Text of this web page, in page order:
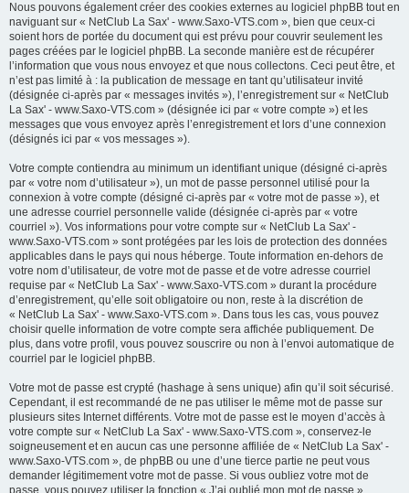
Nous pouvons également créer des cookies externes au logiciel phpBB tout en
naviguant sur « NetClub La Sax' - www.Saxo-VTS.com », bien que ceux-ci
soient hors de portée du document qui est prévu pour couvrir seulement les
pages créées par le logiciel phpBB. La seconde manière est de récupérer
l’information que vous nous envoyez et que nous collectons. Ceci peut être, et
n’est pas limité à : la publication de message en tant qu’utilisateur invité
(désignée ci-après par « messages invités »), l’enregistrement sur « NetClub
La Sax' - www.Saxo-VTS.com » (désignée ici par « votre compte ») et les
messages que vous envoyez après l’enregistrement et lors d’une connexion
(désignés ici par « vos messages »).
Votre compte contiendra au minimum un identifiant unique (désigné ci-après
par « votre nom d’utilisateur »), un mot de passe personnel utilisé pour la
connexion à votre compte (désigné ci-après par « votre mot de passe »), et
une adresse courriel personnelle valide (désignée ci-après par « votre
courriel »). Vos informations pour votre compte sur « NetClub La Sax' -
www.Saxo-VTS.com » sont protégées par les lois de protection des données
applicables dans le pays qui nous héberge. Toute information en-dehors de
votre nom d’utilisateur, de votre mot de passe et de votre adresse courriel
requise par « NetClub La Sax' - www.Saxo-VTS.com » durant la procédure
d’enregistrement, qu’elle soit obligatoire ou non, reste à la discrétion de
« NetClub La Sax' - www.Saxo-VTS.com ». Dans tous les cas, vous pouvez
choisir quelle information de votre compte sera affichée publiquement. De
plus, dans votre profil, vous pouvez souscrire ou non à l’envoi automatique de
courriel par le logiciel phpBB.
Votre mot de passe est crypté (hashage à sens unique) afin qu’il soit sécurisé.
Cependant, il est recommandé de ne pas utiliser le même mot de passe sur
plusieurs sites Internet différents. Votre mot de passe est le moyen d’accès à
votre compte sur « NetClub La Sax' - www.Saxo-VTS.com », conservez-le
soigneusement et en aucun cas une personne affiliée de « NetClub La Sax' -
www.Saxo-VTS.com », de phpBB ou une d’une tierce partie ne peut vous
demander légitimement votre mot de passe. Si vous oubliez votre mot de
passe, vous pouvez utiliser la fonction « J’ai oublié mon mot de passe »